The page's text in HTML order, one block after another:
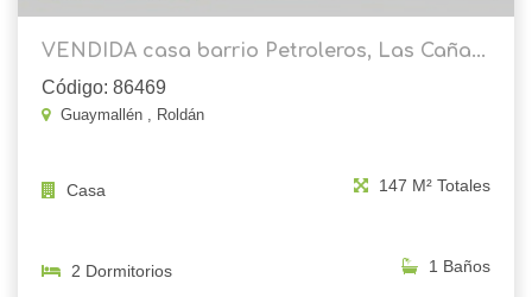
VENDIDA casa barrio Petroleros, Las Caña...
Código: 86469
Guaymallén , Roldán
Casa 147 M² Totales
2 Dormitorios 1 Baños